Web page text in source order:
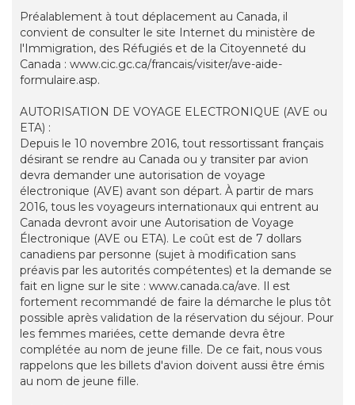
Préalablement à tout déplacement au Canada, il
convient de consulter le site Internet du ministère de
l'Immigration, des Réfugiés et de la Citoyenneté du
Canada : www.cic.gc.ca/francais/visiter/ave-aide-
formulaire.asp.
AUTORISATION DE VOYAGE ELECTRONIQUE (AVE ou
ETA) :
Depuis le 10 novembre 2016, tout ressortissant français
désirant se rendre au Canada ou y transiter par avion
devra demander une autorisation de voyage
électronique (AVE) avant son départ. À partir de mars
2016, tous les voyageurs internationaux qui entrent au
Canada devront avoir une Autorisation de Voyage
Électronique (AVE ou ETA). Le coût est de 7 dollars
canadiens par personne (sujet à modification sans
préavis par les autorités compétentes) et la demande se
fait en ligne sur le site : www.canada.ca/ave. Il est
fortement recommandé de faire la démarche le plus tôt
possible après validation de la réservation du séjour. Pour
les femmes mariées, cette demande devra être
complétée au nom de jeune fille. De ce fait, nous vous
rappelons que les billets d'avion doivent aussi être émis
au nom de jeune fille.